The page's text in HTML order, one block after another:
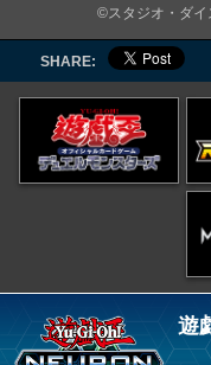
©スタジオ・ダイ
SHARE:
遊